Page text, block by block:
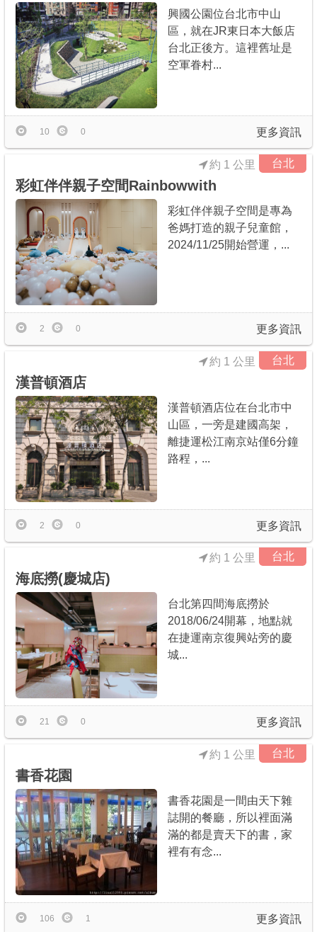
興國公園位台北市中山
區，就在JR東日本大飯店
台北正後方。這裡舊址是
空軍眷村...
更多資訊
10 0
台北
約 1 公里
彩虹伴伴親子空間Rainbowwith
彩虹伴伴親子空間是專為
爸媽打造的親子兒童館，
2024/11/25開始營運，...
更多資訊
2 0
台北
約 1 公里
漢普頓酒店
漢普頓酒店位在台北市中
山區，一旁是建國高架，
離捷運松江南京站僅6分鐘
路程，...
更多資訊
2 0
台北
約 1 公里
海底撈(慶城店)
台北第四間海底撈於
2018/06/24開幕，地點就
在捷運南京復興站旁的慶
城...
更多資訊
21 0
台北
約 1 公里
書香花園
書香花園是一間由天下雜
誌開的餐廳，所以裡面滿
滿的都是賣天下的書，家
裡有有念...
更多資訊
106 1